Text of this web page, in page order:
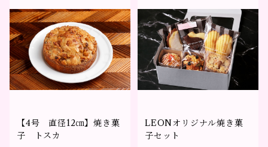
【4号 直径12㎝】焼き菓
子 トスカ
LEONオリジナル焼き菓
子セット